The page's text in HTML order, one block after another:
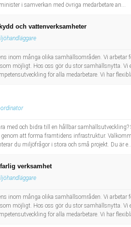
i samverkan med övriga medarbetare an...
och vattenverksamheter
inom många olika samhällsområden. Vi arbetar
möjligt. Hos oss gör du stor samhällsnytta. Vi
för alla medarbetare. Vi har
med och bidra till en hållbar
genom att forma framtidens infrastruktur.
du miljöfrågor i stora och små projekt. Du är
verksamhet
inom många olika samhällsområden. Vi arbetar
möjligt. Hos oss gör du stor samhällsnytta. Vi
för alla medarbetare. Vi har